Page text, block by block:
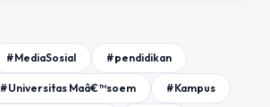
#MediaSosial #pendidikan
#Universitas Maâ€™soem #Kampus